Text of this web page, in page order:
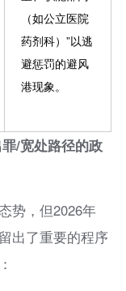
（如公立医院
药剂科）”以逃
避惩罚的避风
港现象。
/宽处路径的政
势，但2026年
出了重要的程序